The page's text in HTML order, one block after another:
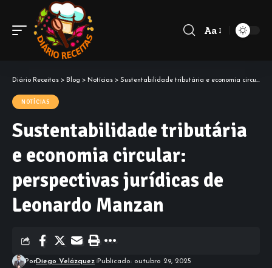
Aa
Diário Receitas > Blog > Notícias > Sustentabilidade tributária e economia circular: perspectivas jurídicas de Leonardo Manzan
NOTÍCIAS
Sustentabilidade tributária
e economia circular:
perspectivas jurídicas de
Leonardo Manzan
PorDiego Velázquez Publicado: outubro 29, 2025